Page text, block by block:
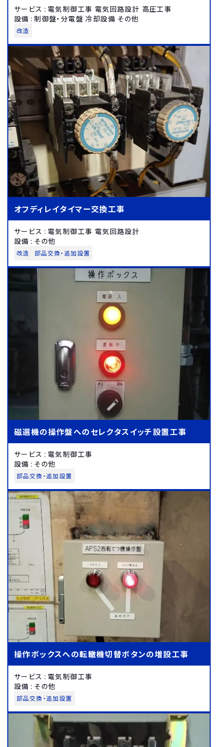
サービス : 電気制御工事 電気回路設計 高圧工事
設備 : 制御盤・分電盤 冷却設備 その他
改造
オフディレイタイマー交換工事
サービス : 電気制御工事 電気回路設計
設備 : その他
改造 部品交換・追加設置
磁選機の操作盤へのセレクタスイッチ設置工事
サービス : 電気制御工事
設備 : その他
部品交換・追加設置
操作ボックスへの転轍機切替ボタンの増設工事
サービス : 電気制御工事
設備 : その他
部品交換・追加設置